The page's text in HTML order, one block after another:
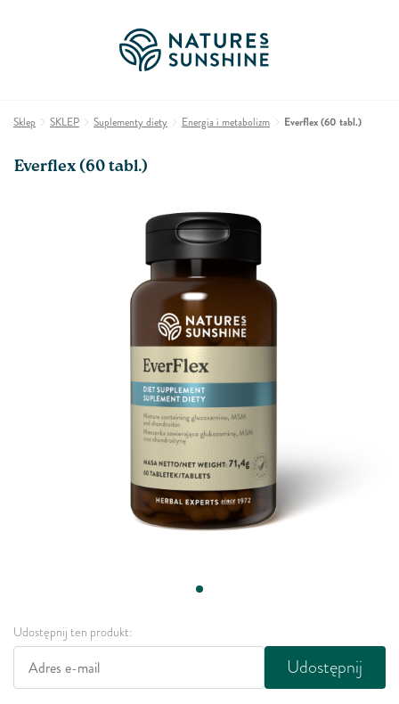
Sklep SKLEP Suplementy diety Energia i metabolizm Everflex (60 tabl.)
Everflex (60 tabl.)
Udostępnij ten produkt:
Udostępnij